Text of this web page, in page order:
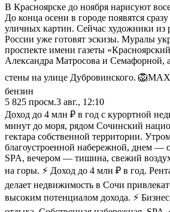
В Красноярске до ноября нарисуют
До конца осени в городе появятся
уличных картин. Сейчас художники из
России уже готовят эскизы. Муралы
проспекте имени газеты
Александра Матросова и Семафорной,
стены на улице Дубровинского. 🦁MAX
бензин
5 825 просм.3 авг., 12:10
Доход до 4 млн ₽ в год с курортной
минут до моря, рядом Сочинский
гектара собственной территории.
благоустроенной набережной, днем —
SPA, вечером — тишина, свежий
на горы. ⚡ Доход до 4 млн ₽ в год.
делает недвижимость в Сочи
высоким потенциалом дохода. ⚡